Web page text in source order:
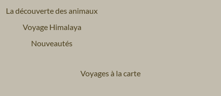
La découverte des animaux
Voyage Himalaya
Nouveautés
Voyages à la carte